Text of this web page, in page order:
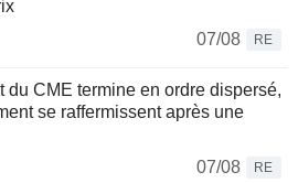
07/08
RE
du CME termine en ordre dispersé,
se raffermissent après une
07/08
RE